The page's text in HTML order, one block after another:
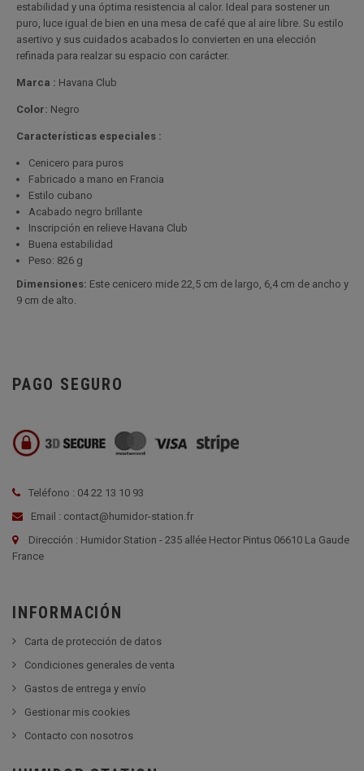
estabilidad y una óptima resistencia al calor. Ideal para sostener un
puro, luce igual de bien en una mesa de café que al aire libre. Su estilo
asertivo y sus cuidados acabados lo convierten en una elección
refinada para realzar su espacio con carácter.
Marca : Havana Club
Color: Negro
Características especiales :
Cenicero para puros
Fabricado a mano en Francia
Estilo cubano
Acabado negro brillante
Inscripción en relieve Havana Club
Buena estabilidad
Peso: 826 g
Dimensiones: Este cenicero mide 22,5 cm de largo, 6,4 cm de ancho y
9 cm de alto.
PAGO SEGURO
Teléfono : 04 22 13 10 93
Email : contact@humidor-station.fr
Dirección : Humidor Station - 235 allée Hector Pintus 06610 La Gaude
France
INFORMACIÓN
Carta de protección de datos
Condiciones generales de venta
Gastos de entrega y envío
Gestionar mis cookies
Contacto con nosotros